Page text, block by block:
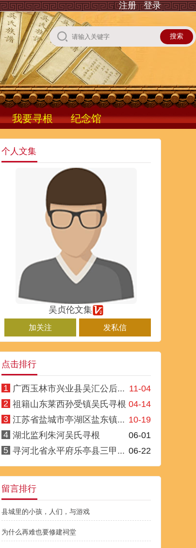
注册 登录
我要寻根 纪念馆
个人文集
吴贞伦文集
加关注 发私信
点击排行
1 11-04
广西玉林市兴业县吴汇公后...
2
04-14
祖籍山东莱西孙受镇吴氏寻根
3
10-19
江苏省盐城市亭湖区盐东镇...
4
06-01
湖北监利朱河吴氏寻根
5
06-22
寻河北省永平府乐亭县三甲...
留言排行
县城里的小孩，人们，与游戏
为什么再难也要修建祠堂